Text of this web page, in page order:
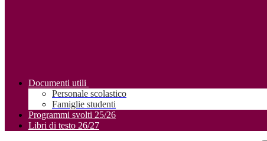
Documenti utili
Personale scolastico
Famiglie studenti
Programmi svolti 25/26
Libri di testo 26/27